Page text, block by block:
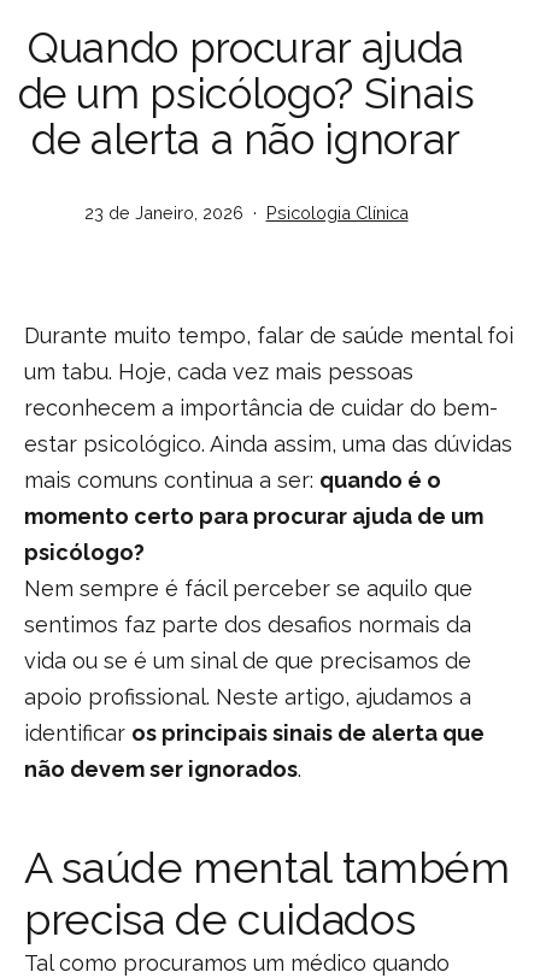
Quando procurar ajuda
de um psicólogo? Sinais
de alerta a não ignorar
Publicado
23 de Janeiro, 2026
Categorizado
Psicologia Clínica
Durante muito tempo, falar de saúde mental foi
um tabu. Hoje, cada vez mais pessoas
reconhecem a importância de cuidar do bem-
estar psicológico. Ainda assim, uma das dúvidas
mais comuns continua a ser: quando é o
momento certo para procurar ajuda de um
psicólogo?
Nem sempre é fácil perceber se aquilo que
sentimos faz parte dos desafios normais da
vida ou se é um sinal de que precisamos de
apoio profissional. Neste artigo, ajudamos a
identificar os principais sinais de alerta que
não devem ser ignorados.
A saúde mental também
precisa de cuidados
Tal como procuramos um médico quando